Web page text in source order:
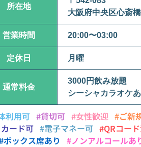
所在地
大阪府中央区心斎
営業時間 20:00〜03:00
定休日 月曜
通常料金
3000円飲み放題
シーシャカラオケあ
利用可 #貸切可 #女性歓迎 #ご新
ード可 #電子マネー可 #QRコー
ボックス席あり #ノンアルコールあ